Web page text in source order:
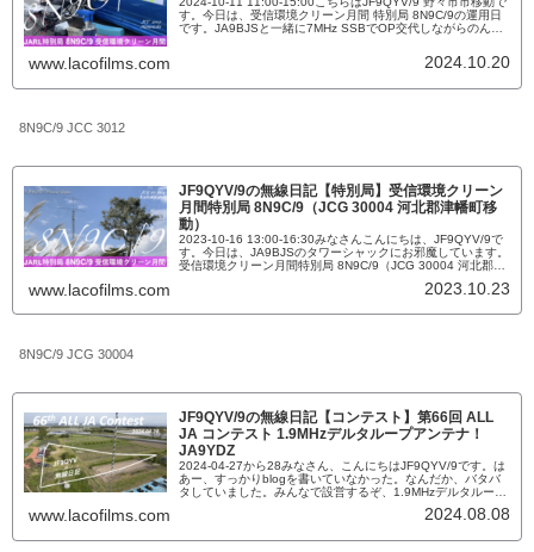
す。今日は、受信環境クリーン月間 特別局 8N9C/9の運用日
です。JA9BJSと一緒に7MHz SSBでOP交代しながらのんび
ある大きめの遊具などがあって駐車場も二箇所あります。
「野々市市の移動運用は、あまりやったことがなかったよ
www.lacofilms.com 2024.10.20
8N9C/9 JCC 3012
JF9QYV/9の無線日記【特別局】受信環境クリーン
月間特別局 8N9C/9（JCG 30004 河北郡津幡町移
動）
2023-10-16 13:00-16:30みなさんこんにちは、JF9QYV/9で
す。今日は、JA9BJSのタワーシャックにお邪魔しています。
受信環境クリーン月間特別局 8N9C/9（JCG 30004 河北郡津
ーの方はその後のアルファベットを知りたがるのでEと言うア
だけど、JCGコ...
www.lacofilms.com 2023.10.23
8N9C/9 JCG 30004
JF9QYV/9の無線日記【コンテスト】第66回 ALL
JA コンテスト 1.9MHzデルタループアンテナ！
JA9YDZ
2024-04-27から28みなさん、こんにちはJF9QYV/9です。は
あー、すっかりblogを書いていなかった。なんだか、バタバ
タしていました。みんなで設営するぞ、1.9MHzデルタループ
アンテナ！ JA9YDZさて、今回は新年度初のコンテストALL
ALL JA コ...
www.lacofilms.com 2024.08.08